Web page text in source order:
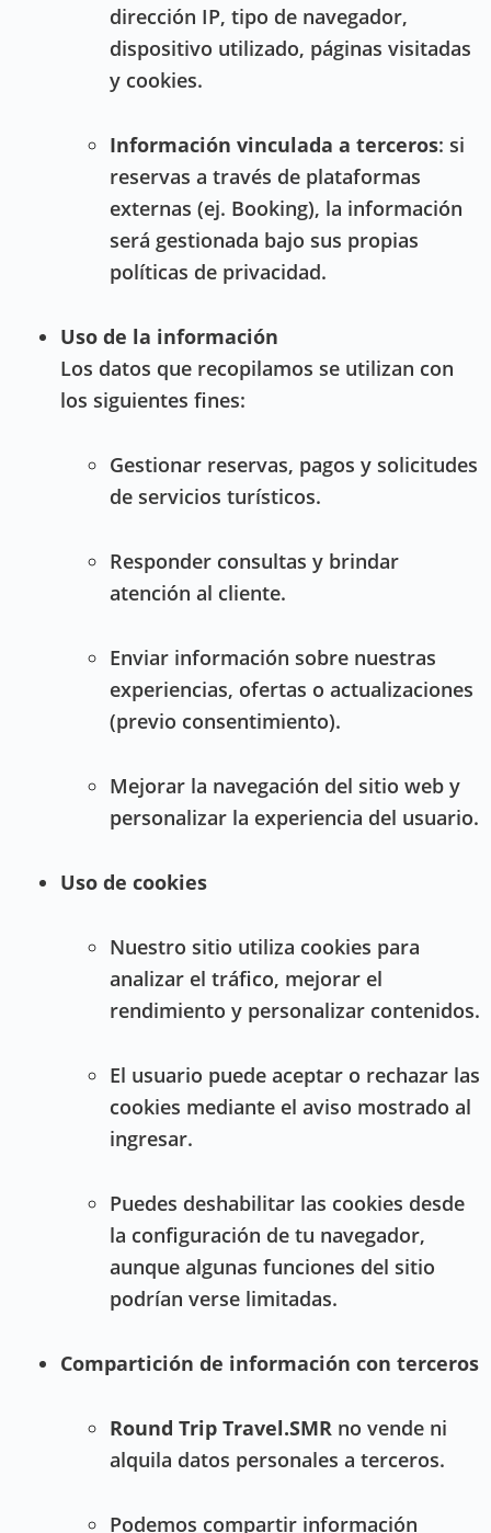
dirección IP, tipo de navegador,
dispositivo utilizado, páginas visitadas
y cookies.
Información vinculada a terceros: si
reservas a través de plataformas
externas (ej. Booking), la información
será gestionada bajo sus propias
políticas de privacidad.
Uso de la información
Los datos que recopilamos se utilizan con
los siguientes fines:
Gestionar reservas, pagos y solicitudes
de servicios turísticos.
Responder consultas y brindar
atención al cliente.
Enviar información sobre nuestras
experiencias, ofertas o actualizaciones
(previo consentimiento).
Mejorar la navegación del sitio web y
personalizar la experiencia del usuario.
Uso de cookies
Nuestro sitio utiliza cookies para
analizar el tráfico, mejorar el
rendimiento y personalizar contenidos.
El usuario puede aceptar o rechazar las
cookies mediante el aviso mostrado al
ingresar.
Puedes deshabilitar las cookies desde
la configuración de tu navegador,
aunque algunas funciones del sitio
podrían verse limitadas.
Compartición de información con terceros
Round Trip Travel.SMR no vende ni
alquila datos personales a terceros.
Podemos compartir información